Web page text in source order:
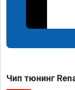
Чип тюнинг